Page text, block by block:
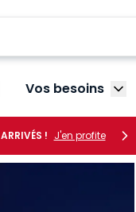
le sous-menu
Vos besoins
! J'en profite